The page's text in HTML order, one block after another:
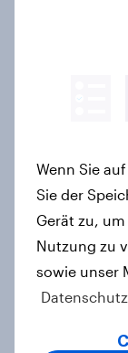
Eine
Marken
Artikel
Herz
Wenn Sie
Sie der
Gerät zu,
Nutzung zu
sowie unser